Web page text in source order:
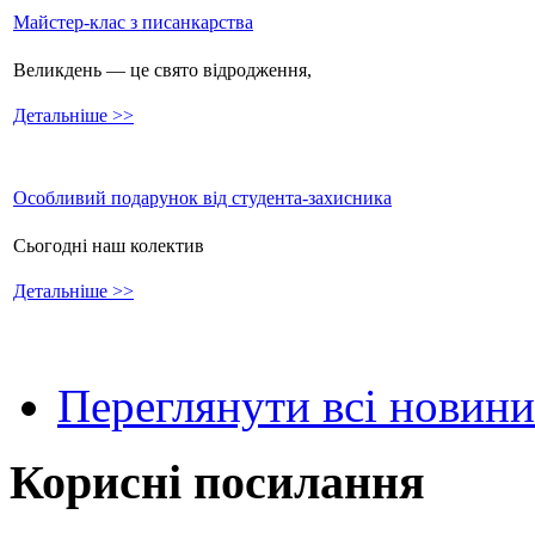
Майстер-клас з писанкарства
Великдень — це свято відродження,
Детальніше >>
Особливий подарунок від студента-захисника
Сьогодні наш колектив
Детальніше >>
Переглянути всі новини
Корисні посилання